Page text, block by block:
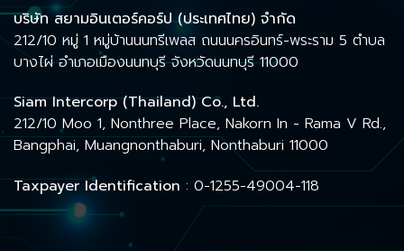
บริษัท สยามอินเตอร์คอร์ป (ประเทศไทย) จำกัด
212/10 หมู่ 1 หมู่บ้านนนทรีเพลส ถนนนครอินทร์-พระราม 5 ตำบล
บางไผ่ อำเภอเมืองนนทบุรี จังหวัดนนทบุรี 11000
Siam Intercorp (Thailand) Co., Ltd.
212/10 Moo 1, Nonthree Place, Nakorn In - Rama V Rd.,
Bangphai, Muangnonthaburi, Nonthaburi 11000
Taxpayer Identification : 0-1255-49004-118